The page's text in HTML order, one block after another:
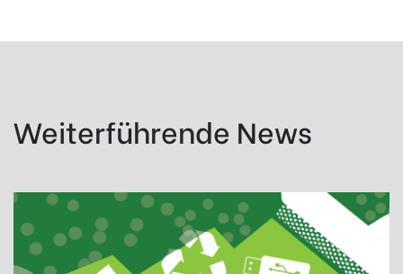
Weiterführende News